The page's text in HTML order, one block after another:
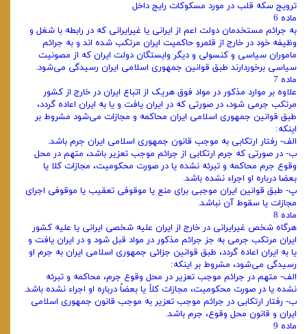
ترویج سکه قلب در مورد مسکوکات رایج داخل
ماده 6
به جرائم مستخدمان دولت اعم از ایرانی یا غیرایرانی که در رابطه با شغل و
وظیفه خود در خارج از قلمرو حاکمیت ایران مرتکب شده اند و به جرائم
ماموران سیاسی و کنسولی و دیگر وابستگان دولت ایران که از مصونیت
سیاسی برخوردارند طبق قوانین جمهوری اسلامی ایران رسیدگی می‌شود.
ماده 7
علاوه بر موارد مذکور در مواد فوق هریک از اتباع ایران در خارج از کشور
مرتکب جرمی شود، در صورتی که در ایران یافت و یا به ایران اعاده گردد،
طبق قوانین جمهوری اسلامی ایران محاکمه و مجازات می‌شود مشروط بر
اینکه:
الف- رفتار ارتکابی به موجب قانون جمهوری اسلامی ایران جرم باشد.
ب- در صورتی که جرم ارتکابی از جرائم موجب تعزیر باشد، متهم در محل
وقوع جرم محاکمه و تبرئه نشده یا در صورت محکومیت، مجازات کلا یا
بعضا درباره او اجراء نشده باشد.
پ- طبق قوانین ایران موجبی برای منع یا موقوفی تعقیب یا موقوفی اجرای
مجازات یا سقوط آن نباشد.
ماده 8
هرگاه شخص غیرایرانی در خارج از ایران علیه شخصی ایرانی یا علیه کشور
ایران مرتکب جرمی به جز جرائم مذکور در مواد قبل شود و در ایران یافت و
یا به ایران اعاده گردد، طبق قوانین جزائی جمهوری اسلامی ایران به جرم او
رسیدگی می‌شود، مشروط بر اینکه:
الف- متهم در جرائم موجب تعزیر در محل وقوع جرم، محاکمه و تبرئه
نشده یا در صورت محکومیت، مجازات کلاً یا بعضاً درباره او اجراء نشده باشد.
ب- رفتار ارتکابی در جرائم موجب تعزیر به موجب قانون جمهوری اسلامی
ایران و قانون محل وقوع، جرم باشد.
ماده 9